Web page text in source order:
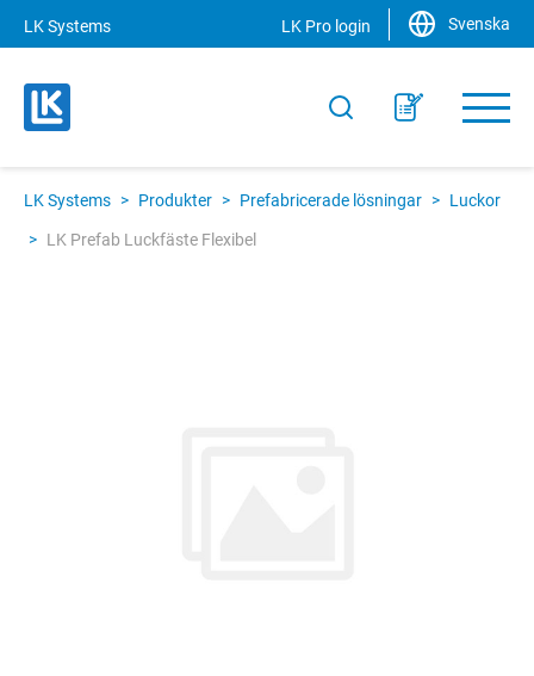
LK Systems LK Pro login Svenska
LK Systems > Produkter > Prefabricerade lösningar > Luckor
> LK Prefab Luckfäste Flexibel